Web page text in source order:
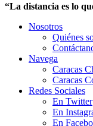
“La distancia es lo
Nosotros
Quiénes
Navega
Caracas
Caracas
Redes Sociales
En Twitter
En
En